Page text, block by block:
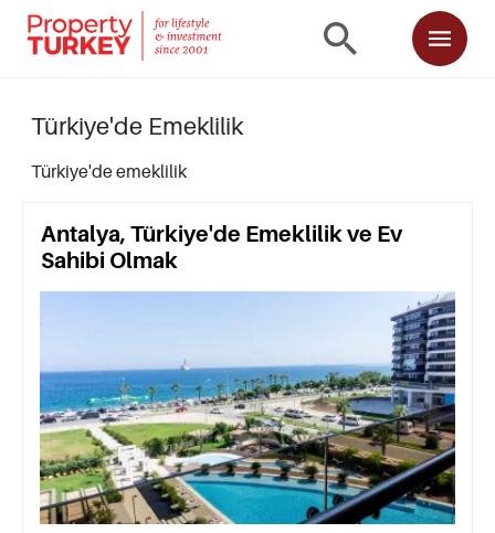
Türkiye'de Emeklilik
Türkiye'de emeklilik
Antalya, Türkiye'de Emeklilik ve Ev
Sahibi Olmak